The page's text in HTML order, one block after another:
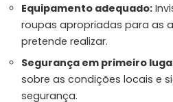
Equipamento adequado:
roupas apropriadas para as
pretende realizar.
Segurança em primeiro
sobre as condições locais e
segurança.